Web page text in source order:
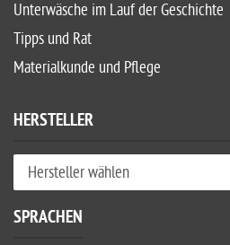
Unterwäsche im Lauf der Geschichte
Tipps und Rat
Materialkunde und Pflege
HERSTELLER
SPRACHEN